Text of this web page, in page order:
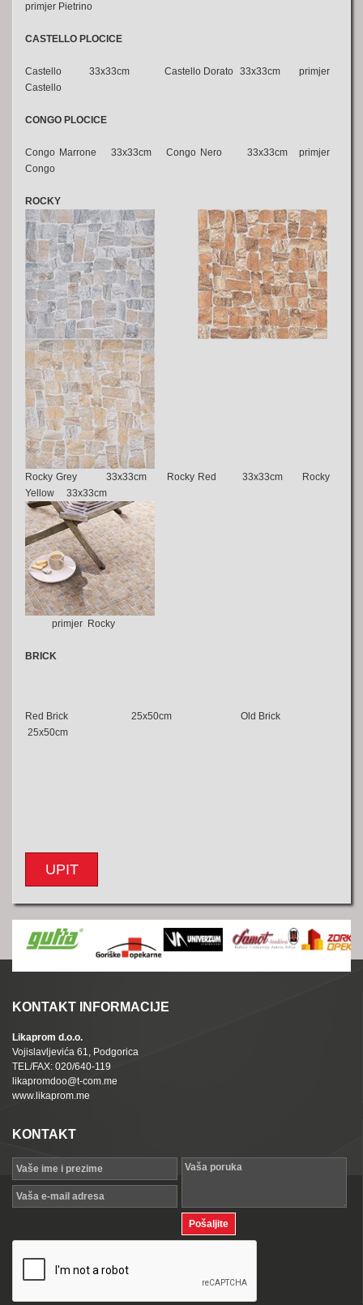
primjer Pietrino
CASTELLO PLOCICE
Castello 33x33cm Castello Dorato 33x33cm primjer
Castello
CONGO PLOCICE
Congo Marrone 33x33cm Congo Nero 33x33cm primjer
Congo
ROCKY
Rocky Grey 33x33cm Rocky Red
33x33cm Rocky
Yellow 33x33cm
primjer Rocky
BRICK
Red Brick 25x50cm Old Brick
25x50cm
UPIT
KONTAKT INFORMACIJE
Likaprom d.o.o.
Vojislavljevića 61, Podgorica
TEL/FAX: 020/640-119
likapromdoo@t-com.me
www.likaprom.me
KONTAKT